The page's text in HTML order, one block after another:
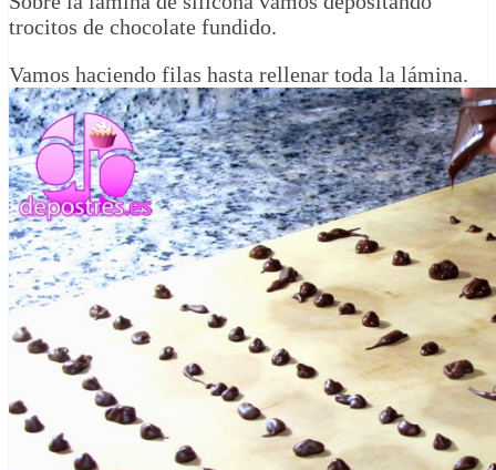
trocitos de chocolate fundido.
Vamos haciendo filas hasta rellenar toda la lámina.